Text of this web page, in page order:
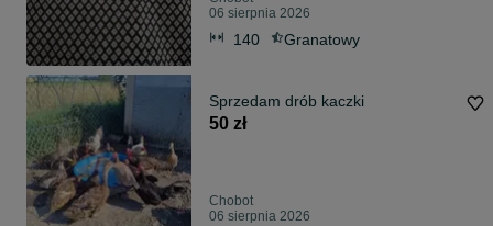
06 sierpnia 2026
140 Granatowy
Sprzedam drób kaczki
50 zł
Chobot
06 sierpnia 2026